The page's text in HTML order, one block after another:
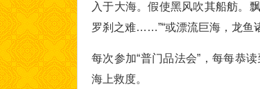
入于大海。假使黑风吹其船舫。
罗刹之难……”“或漂流巨海，龙鱼
每次参加“普门品法会”，每每恭
海上救度。